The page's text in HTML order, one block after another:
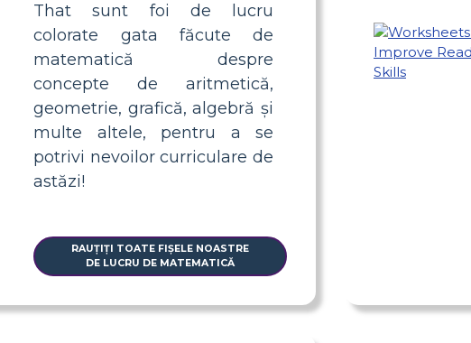
That sunt foi de lucru
colorate gata făcute de
matematică despre
concepte de aritmetică,
geometrie, grafică, algebră și
multe altele, pentru a se
potrivi nevoilor curriculare de
astăzi!
RAUȚIȚI TOATE FIȘELE NOASTRE
DE LUCRU DE MATEMATICĂ